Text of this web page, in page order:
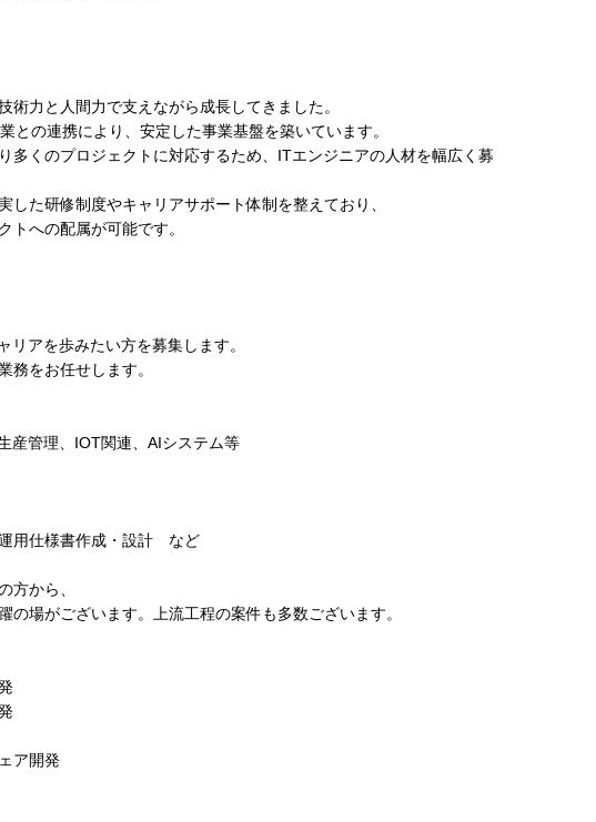
術力と人間力で支えながら成長してきました。
との連携により、安定した事業基盤を築いています。
多くのプロジェクトに対応するため、ITエンジニアの人材を幅広く募
した研修制度やキャリアサポート体制を整えており、
トへの配属が可能です。
リアを歩みたい方を募集します。
務をお任せします。
産管理、IOT関連、AIシステム等
用仕様書作成・設計 など
方から、
の場がございます。上流工程の案件も多数ございます。
ア開発